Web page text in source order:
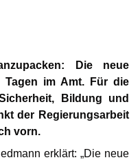
Die neue
Tagen im Amt. Für die
Bildung und
der Regierungsarbeit
vorn.
erklärt: „Die neue